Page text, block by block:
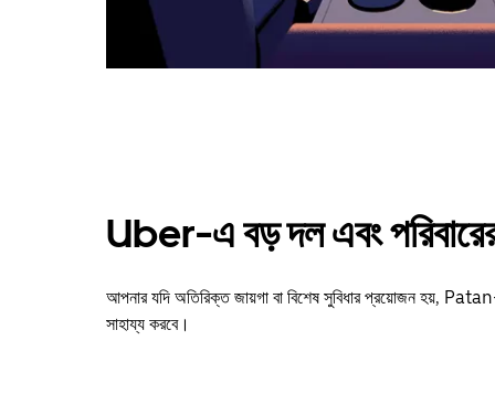
Uber-এ বড় দল এবং
আপনার যদি অতিরিক্ত জায়গা বা বিশেষ সুবিধার প্রয়োজন হয়,
সাহায্য করবে।